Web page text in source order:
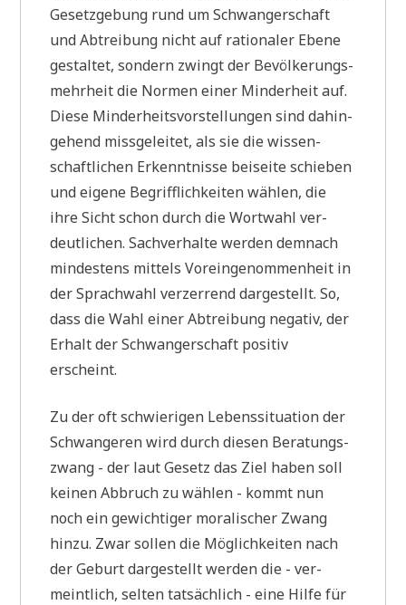
Gesetz­ge­bung rund um Schwan­ger­schaft
und Abtrei­bung nicht auf ratio­na­ler Ebe­ne
gestal­tet, son­dern zwingt der Bevöl­ke­rungs­
mehr­heit die Nor­men einer Min­der­heit auf.
Die­se Min­der­heits­vor­stel­lun­gen sind dahin­
ge­hend miss­ge­lei­tet, als sie die wis­sen­
schaft­li­chen Erkennt­nis­se bei­sei­te schie­ben
und eige­ne Begriff­lich­kei­ten wäh­len, die
ihre Sicht schon durch die Wort­wahl ver­
deut­li­chen. Sach­ver­hal­te wer­den dem­nach
min­de­stens mit­tels Vor­ein­ge­nom­men­heit in
der Sprach­wahl ver­zer­rend dar­ge­stellt. So,
dass die Wahl einer Abtrei­bung nega­tiv, der
Erhalt der Schwan­ger­schaft posi­tiv
erscheint.
Zu der oft schwie­ri­gen Lebens­si­tua­ti­on der
Schwan­ge­ren wird durch die­sen Bera­tungs­
zwang - der laut Gesetz das Ziel haben soll
kei­nen Abbruch zu wäh­len - kommt nun
noch ein gewich­ti­ger mora­li­scher Zwang
hin­zu. Zwar sol­len die Mög­lich­kei­ten nach
der Geburt dar­ge­stellt wer­den die - ver­
meint­lich, sel­ten tat­säch­lich - eine Hil­fe für